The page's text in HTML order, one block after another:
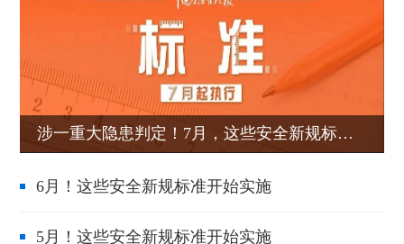
涉一重大隐患判定！7月，这些安全新规标准开始实施
6月！这些安全新规标准开始实施
5月！这些安全新规标准开始实施